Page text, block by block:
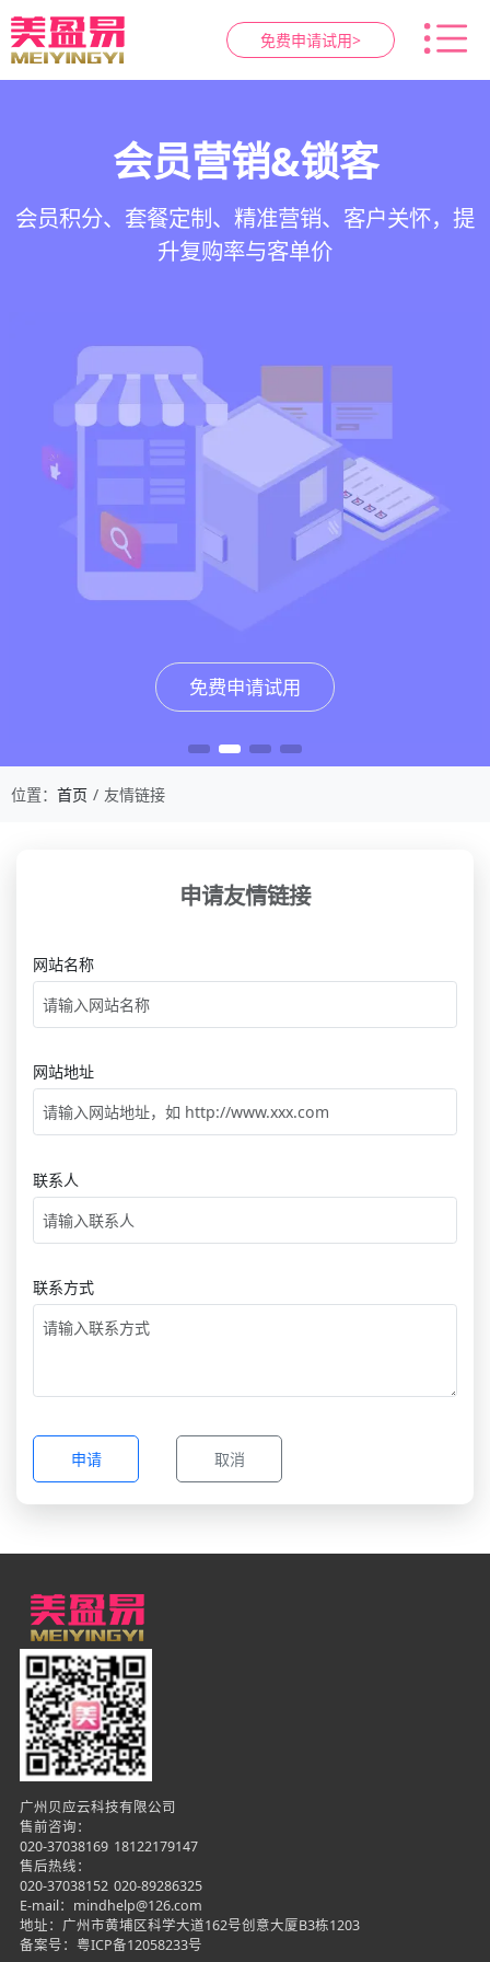
免费申请试用>
智慧养生馆管理系统
一站式解决养生馆预约、服务、会员、财务、营
销全流程数字化管理
免费申请试用
会员营销&锁客
会员积分、套餐定制、精准营销、客户关怀，提
升复购率与客单价
免费申请试用
预约与工位管理
在线预约、智能排班、技师调度、房间/床位状态
一目了然，提升资源利用率
免费申请试用
健康档案与效果追踪
客户体质记录、服务方案执行、效果对比，数据
化展示服务价值
免费申请试用
位置： 首页 友情链接
申请友情链接
网站名称
网站地址
联系人
联系方式
申请 取消
广州贝应云科技有限公司
售前咨询：
020-37038169 18122179147
售后热线：
020-37038152 020-89286325
E-mail：mindhelp@126.com
地址：广州市黄埔区科学大道162号创意大厦B3栋1203
备案号： 粤ICP备12058233号